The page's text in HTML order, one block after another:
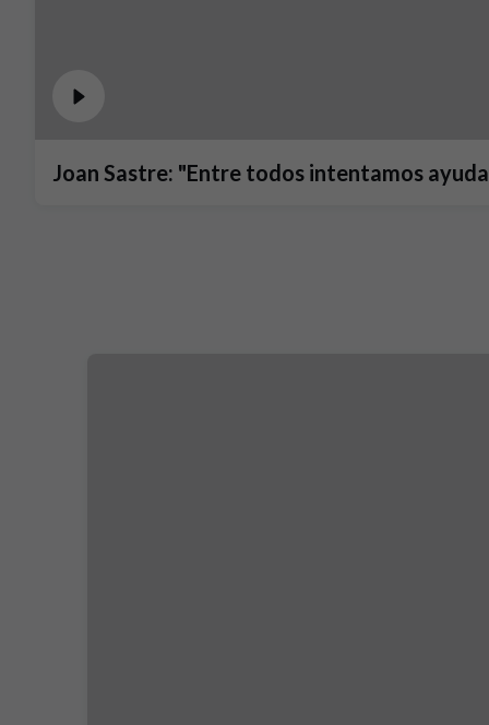
Joan Sastre: "Entre todos intentamos